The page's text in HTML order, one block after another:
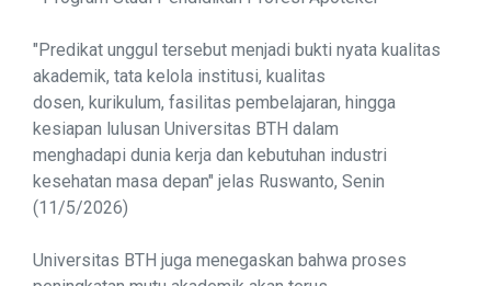
"Predikat unggul tersebut menjadi bukti nyata kualitas
akademik, tata kelola institusi, kualitas
dosen, kurikulum, fasilitas pembelajaran, hingga
kesiapan lulusan Universitas BTH dalam
menghadapi dunia kerja dan kebutuhan industri
kesehatan masa depan" jelas Ruswanto, Senin
(11/5/2026)
Universitas BTH juga menegaskan bahwa proses